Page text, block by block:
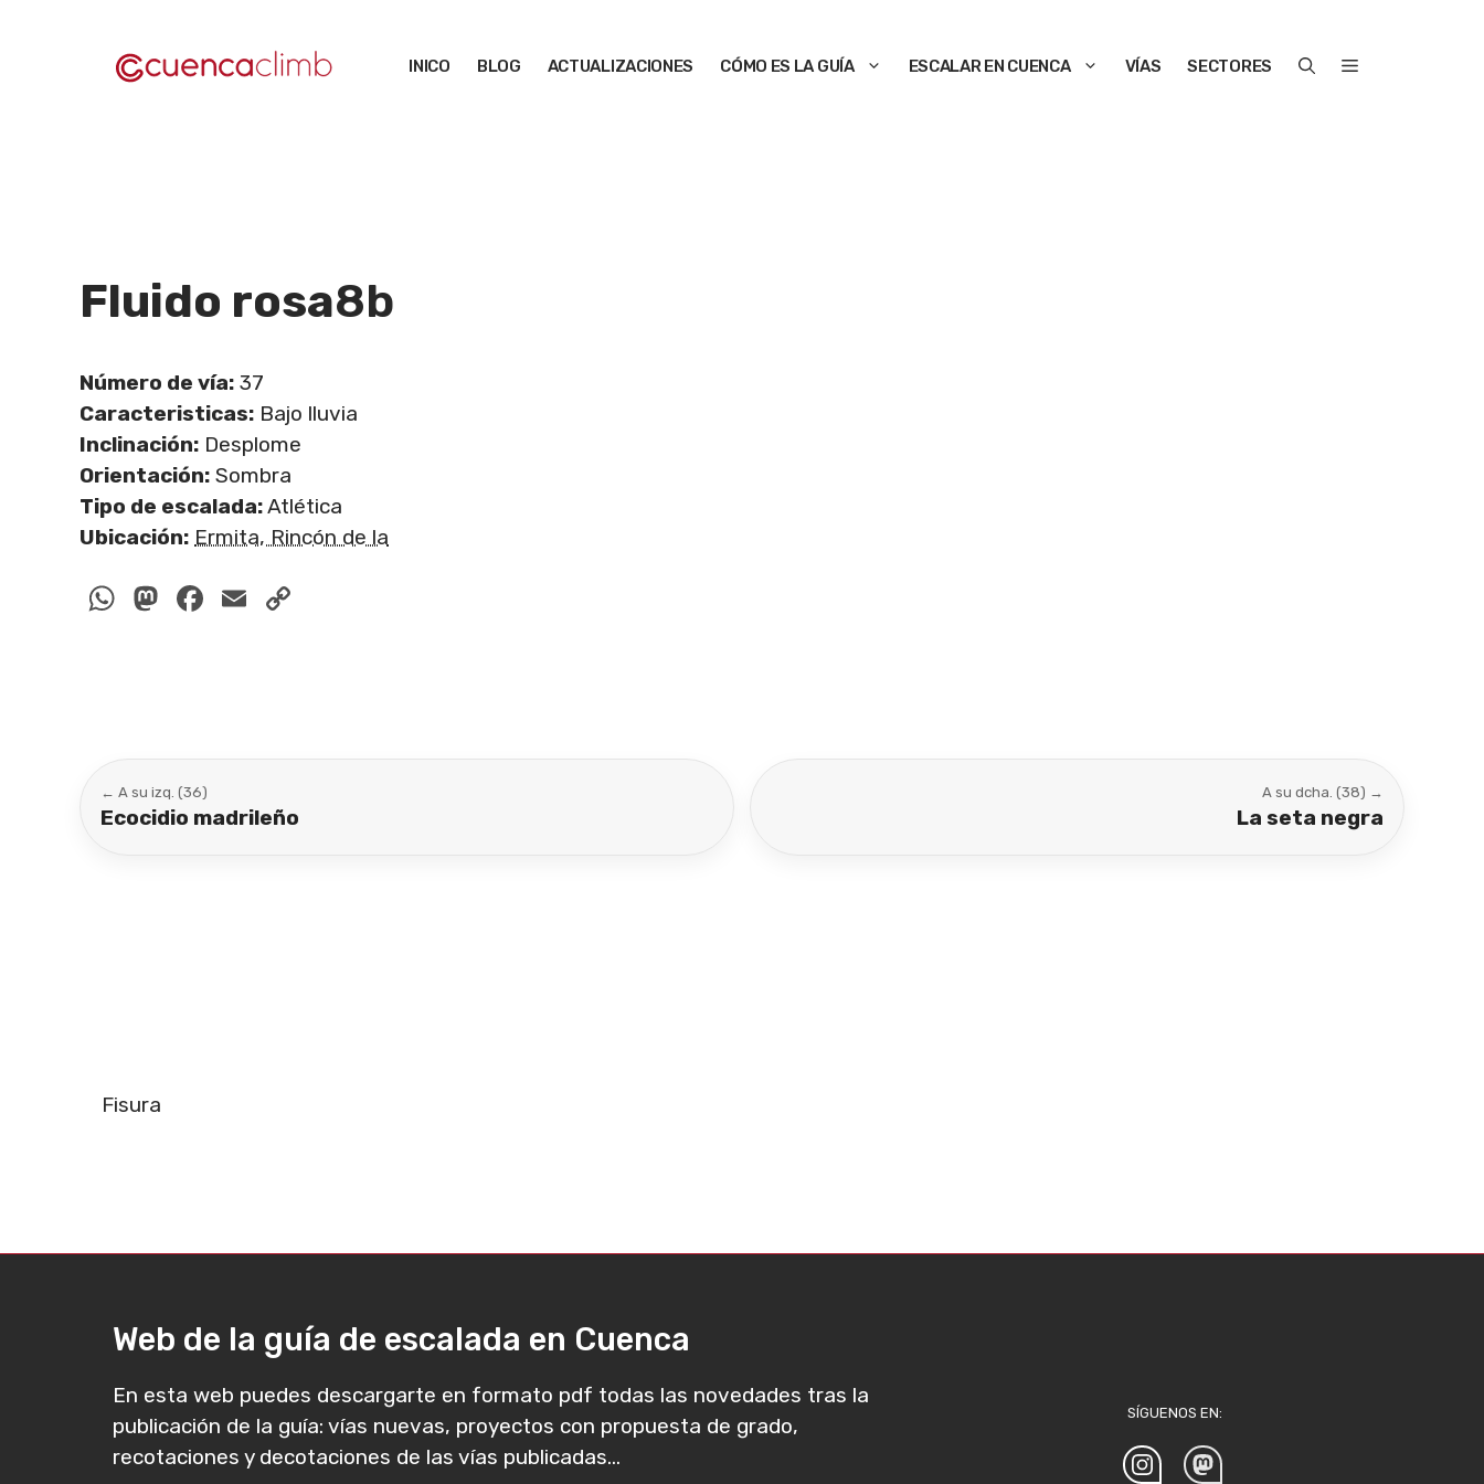
INICO BLOG ACTUALIZACIONES CÓMO ES LA GUÍA ESCALAR EN CUENCA VÍAS SECTORES
Fluido rosa8b
Número de vía: 37
Caracteristicas: Bajo lluvia
Inclinación: Desplome
Orientación: Sombra
Tipo de escalada:Atlética
Ubicación: Ermita, Rincón de la
WhatsApp
Mastodon
Facebook
Email
← A su izq. (36)
Ecocidio madrileño
A su dcha. (38) →
La seta negra
Fisura
Web de la guía de escalada en Cuenca
En esta web puedes descargarte en formato pdf todas las novedades tras la
publicación de la guía: vías nuevas, proyectos con propuesta de grado,
recotaciones y decotaciones de las vías publicadas...
SÍGUENOS EN: